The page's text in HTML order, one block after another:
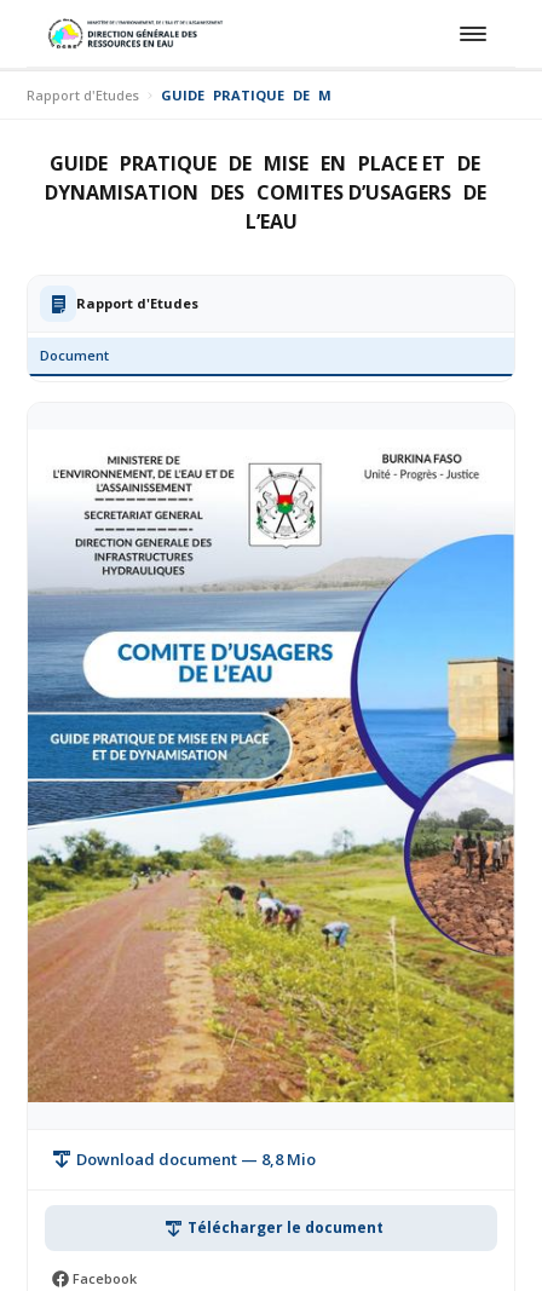
Rapport d'Etudes GUIDE PRATIQUE DE MISE EN PLACE ET DE
GUIDE PRATIQUE DE MISE EN PLACE ET DE
DYNAMISATION DES COMITES D’USAGERS DE
L’EAU
Rapport d'Etudes
Document
Download document — 8,8 Mio
Télécharger le document
Facebook